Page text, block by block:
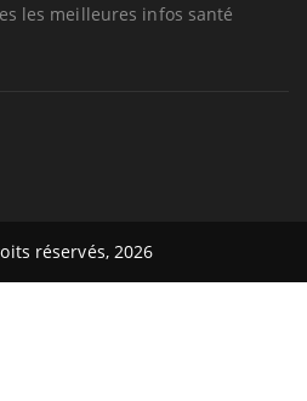
les meilleures infos santé
réservés, 2026